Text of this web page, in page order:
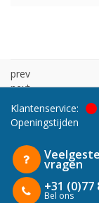
prev
next
Klantenservice:
Openingstijden
vragen
+31 (0)77
Bel ons